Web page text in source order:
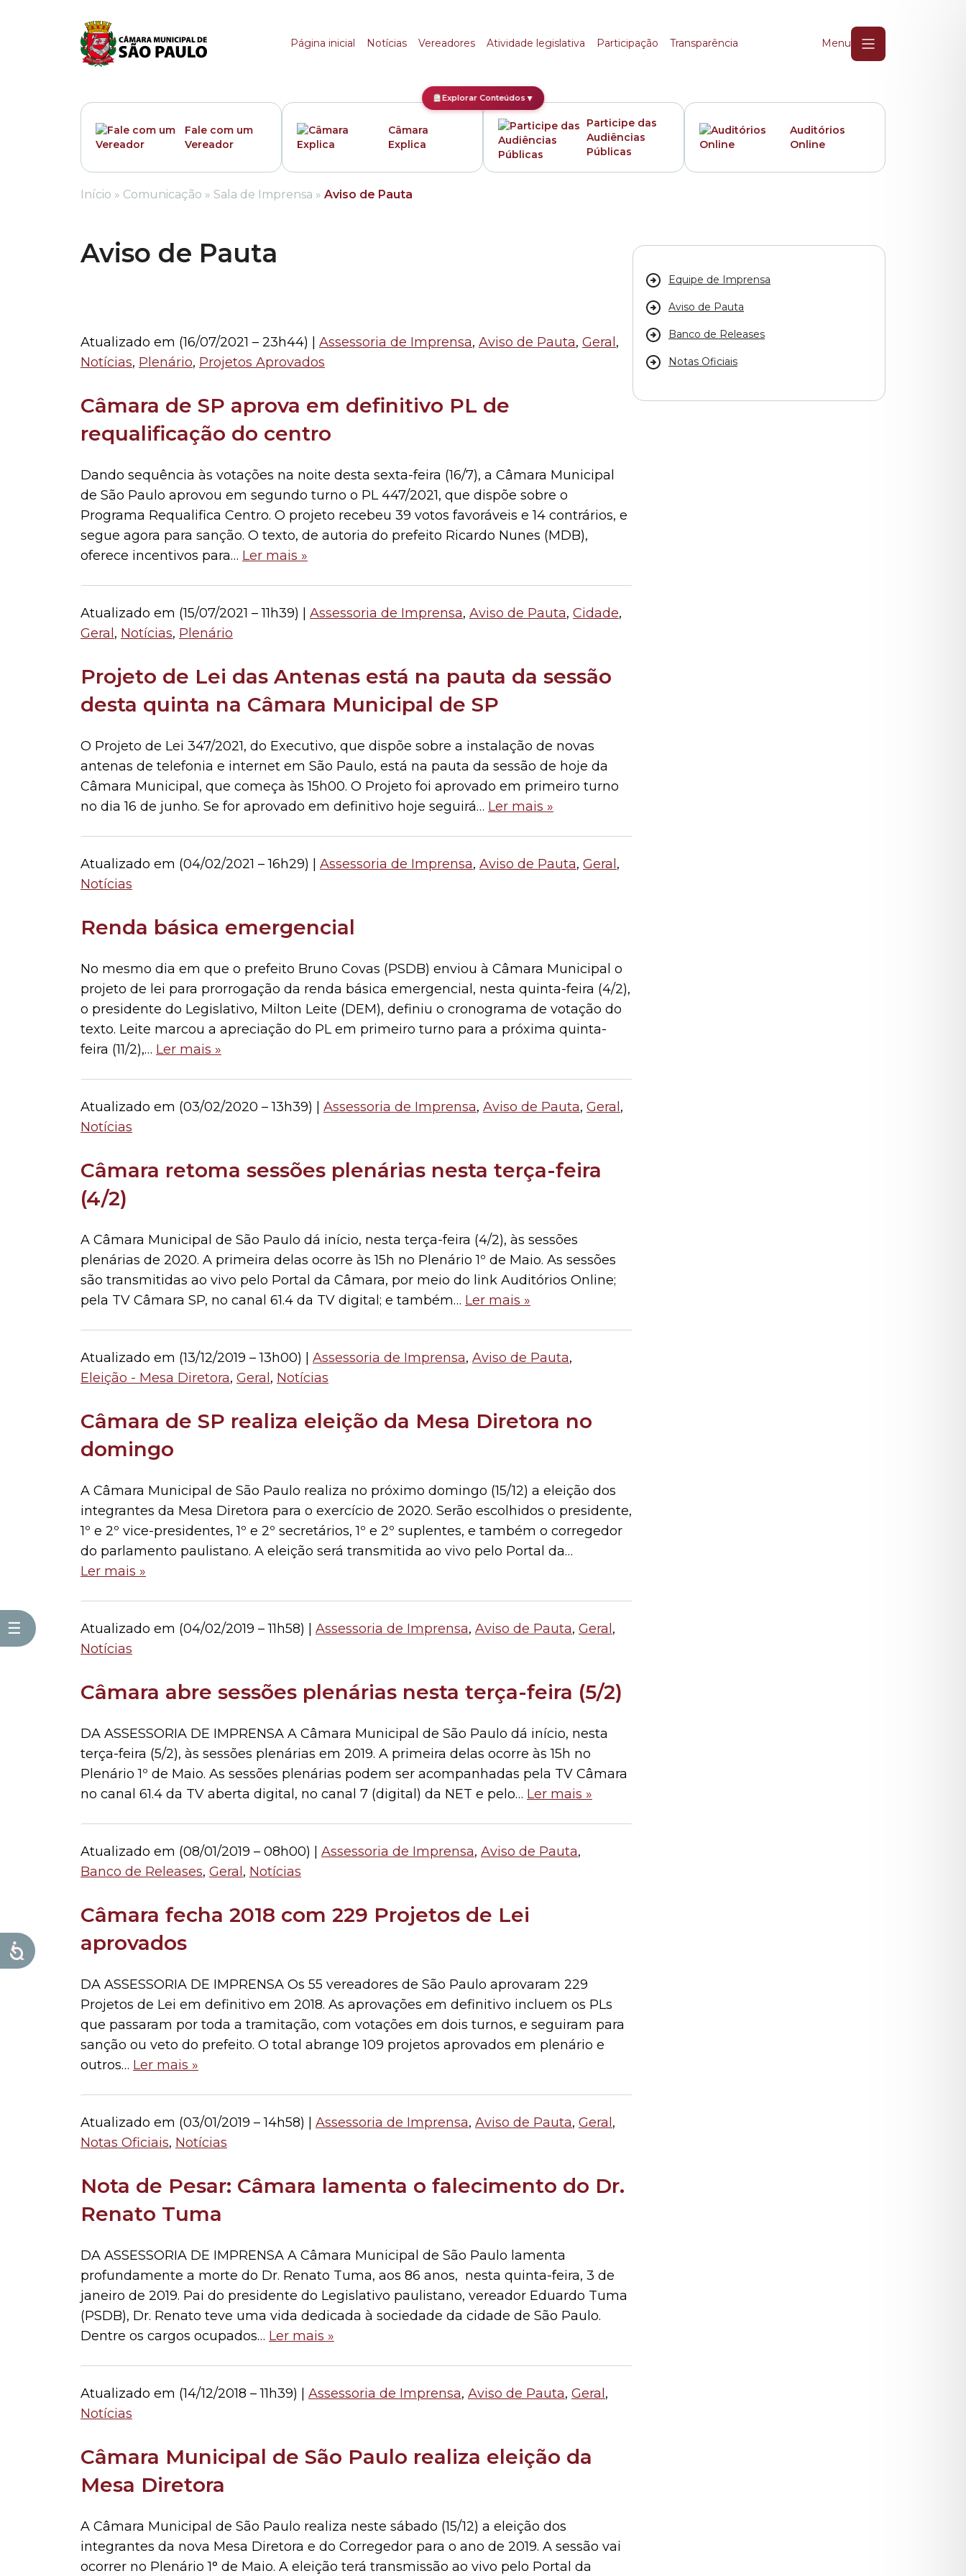
Aviso de Pauta
Explorar Conteúdos▼
☰
Página inicial Notícias Vereadores Atividade legislativa Participação Transparência Menu
Fale com um
Vereador
Câmara
Explica
Participe das
Audiências
Públicas
Auditórios
Online
Início » Comunicação » Sala de Imprensa » Aviso de Pauta
Aviso de Pauta
Atualizado em (16/07/2021 – 23h44) | Assessoria de Imprensa, Aviso de Pauta, Geral ,
Notícias, Plenário, Projetos Aprovados
Câmara de SP aprova em definitivo PL de
requalificação do centro
Dando sequência às votações na noite desta sexta-feira (16/7), a Câmara Municipal
de São Paulo aprovou em segundo turno o PL 447/2021, que dispõe sobre o
Programa Requalifica Centro. O projeto recebeu 39 votos favoráveis e 14 contrários, e
segue agora para sanção. O texto, de autoria do prefeito Ricardo Nunes (MDB),
oferece incentivos para… Ler mais »
Atualizado em (15/07/2021 – 11h39) | Assessoria de Imprensa, Aviso de Pauta, Cidade,
Geral , Notícias, Plenário
Projeto de Lei das Antenas está na pauta da sessão
desta quinta na Câmara Municipal de SP
O Projeto de Lei 347/2021, do Executivo, que dispõe sobre a instalação de novas
antenas de telefonia e internet em São Paulo, está na pauta da sessão de hoje da
Câmara Municipal, que começa às 15h00. O Projeto foi aprovado em primeiro turno
no dia 16 de junho. Se for aprovado em definitivo hoje seguirá… Ler mais »
Atualizado em (04/02/2021 – 16h29) | Assessoria de Imprensa, Aviso de Pauta, Geral ,
Notícias
Renda básica emergencial
No mesmo dia em que o prefeito Bruno Covas (PSDB) enviou à Câmara Municipal o
projeto de lei para prorrogação da renda básica emergencial, nesta quinta-feira (4/2),
o presidente do Legislativo, Milton Leite (DEM), definiu o cronograma de votação do
texto. Leite marcou a apreciação do PL em primeiro turno para a próxima quinta-
feira (11/2),… Ler mais »
Atualizado em (03/02/2020 – 13h39) | Assessoria de Imprensa, Aviso de Pauta, Geral ,
Notícias
Câmara retoma sessões plenárias nesta terça-feira
(4/2)
A Câmara Municipal de São Paulo dá início, nesta terça-feira (4/2), às sessões
plenárias de 2020. A primeira delas ocorre às 15h no Plenário 1º de Maio. As sessões
são transmitidas ao vivo pelo Portal da Câmara, por meio do link Auditórios Online;
pela TV Câmara SP, no canal 61.4 da TV digital; e também… Ler mais »
Atualizado em (13/12/2019 – 13h00) | Assessoria de Imprensa, Aviso de Pauta,
Eleição - Mesa Diretora, Geral , Notícias
Câmara de SP realiza eleição da Mesa Diretora no
domingo
A Câmara Municipal de São Paulo realiza no próximo domingo (15/12) a eleição dos
integrantes da Mesa Diretora para o exercício de 2020. Serão escolhidos o presidente,
1º e 2º vice-presidentes, 1º e 2º secretários, 1º e 2º suplentes, e também o corregedor
do parlamento paulistano. A eleição será transmitida ao vivo pelo Portal da…
Ler mais »
Atualizado em (04/02/2019 – 11h58) | Assessoria de Imprensa, Aviso de Pauta, Geral ,
Notícias
Câmara abre sessões plenárias nesta terça-feira (5/2)
DA ASSESSORIA DE IMPRENSA A Câmara Municipal de São Paulo dá início, nesta
terça-feira (5/2), às sessões plenárias em 2019. A primeira delas ocorre às 15h no
Plenário 1º de Maio. As sessões plenárias podem ser acompanhadas pela TV Câmara
no canal 61.4 da TV aberta digital, no canal 7 (digital) da NET e pelo… Ler mais »
Atualizado em (08/01/2019 – 08h00) | Assessoria de Imprensa, Aviso de Pauta,
Banco de Releases, Geral , Notícias
Câmara fecha 2018 com 229 Projetos de Lei
aprovados
DA ASSESSORIA DE IMPRENSA Os 55 vereadores de São Paulo aprovaram 229
Projetos de Lei em definitivo em 2018. As aprovações em definitivo incluem os PLs
que passaram por toda a tramitação, com votações em dois turnos, e seguiram para
sanção ou veto do prefeito. O total abrange 109 projetos aprovados em plenário e
outros… Ler mais »
Atualizado em (03/01/2019 – 14h58) | Assessoria de Imprensa, Aviso de Pauta, Geral ,
Notas Oficiais, Notícias
Nota de Pesar: Câmara lamenta o falecimento do Dr.
Renato Tuma
DA ASSESSORIA DE IMPRENSA A Câmara Municipal de São Paulo lamenta
profundamente a morte do Dr. Renato Tuma, aos 86 anos, nesta quinta-feira, 3 de
janeiro de 2019. Pai do presidente do Legislativo paulistano, vereador Eduardo Tuma
(PSDB), Dr. Renato teve uma vida dedicada à sociedade da cidade de São Paulo.
Dentre os cargos ocupados… Ler mais »
Atualizado em (14/12/2018 – 11h39) | Assessoria de Imprensa, Aviso de Pauta, Geral ,
Notícias
Câmara Municipal de São Paulo realiza eleição da
Mesa Diretora
A Câmara Municipal de São Paulo realiza neste sábado (15/12) a eleição dos
integrantes da nova Mesa Diretora e do Corregedor para o ano de 2019. A sessão vai
ocorrer no Plenário 1° de Maio. A eleição terá transmissão ao vivo pelo Portal da
Equipe de Imprensa
Aviso de Pauta
Banco de Releases
Notas Oficiais